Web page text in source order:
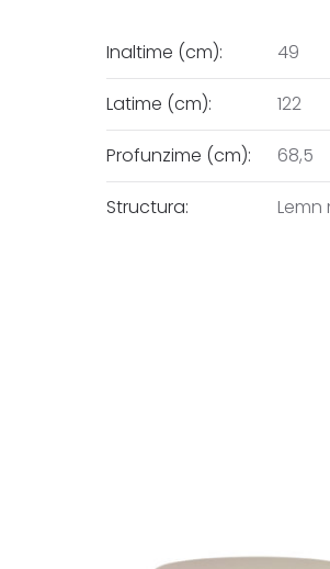
Inaltime (cm): 49
Latime (cm): 122
Profunzime (cm): 68,5
Structura: